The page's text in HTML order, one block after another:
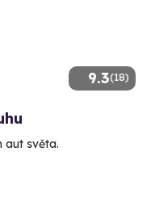
9.3(18)
aut světa.